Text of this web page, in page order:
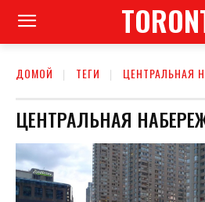
ДОМОЙ ТЕГИ ЦЕНТРАЛЬНАЯ
ЦЕНТРАЛЬНАЯ